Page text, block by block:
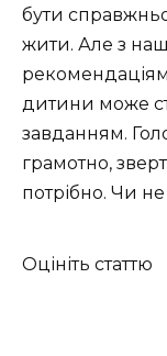
бути
жити. Але з
дитини може
завданням.
грамотно,
потрібно. Чи не
Оцініть статтю